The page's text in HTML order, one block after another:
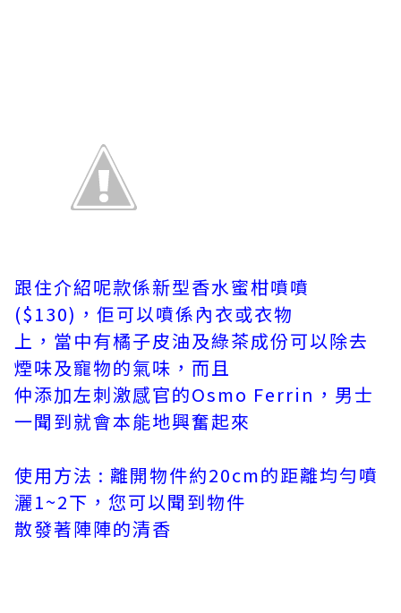
跟住介紹呢款係新型香水蜜柑噴噴
($130)，佢可以噴係內衣或衣物
上，當中有橘子皮油及綠茶成份可以除去
煙味及寵物的氣味，而且
仲添加左刺激感官的Osmo Ferrin，男士
一聞到就會本能地興奮起來
使用方法 : 離開物件約20cm的距離均勻噴
灑1~2下，您可以聞到物件
散發著陣陣的清香